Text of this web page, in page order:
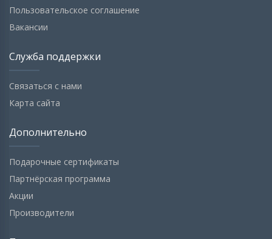
Пользовательское соглашение
Вакансии
Служба поддержки
Связаться с нами
Карта сайта
Дополнительно
Подарочные сертификаты
Партнёрская программа
Акции
Производители